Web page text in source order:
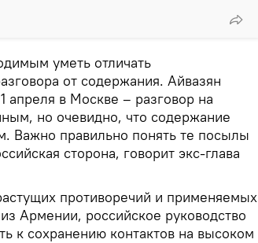
уметь отличать
от содержания. Айвазян
апреля в Москве – разговор на
но очевидно, что содержание
Важно правильно понять те посылы
сторона, говорит экс-глава
противоречий и применяемых
Армении, российское руководство
к сохранению контактов на высоком